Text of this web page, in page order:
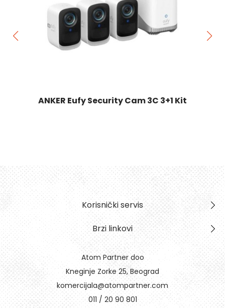
ANKER Eufy Security Cam 3C 3+1 Kit
Korisnički servis
Brzi linkovi
Atom Partner doo
Kneginje Zorke 25, Beograd
komercijala@atompartner.com
011 / 20 90 801